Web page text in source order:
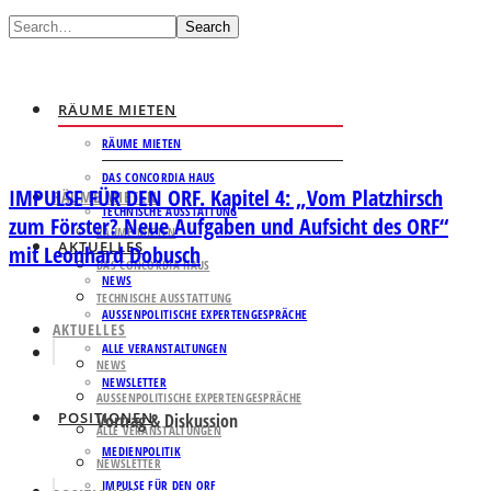
Search
RÄUME MIETEN
RÄUME MIETEN
DAS CONCORDIA HAUS
TECHNISCHE AUSSTATTUNG
AKTUELLES
NEWS
AUSSENPOLITISCHE EXPERTENGESPRÄCHE
ALLE VERANSTALTUNGEN
NEWSLETTER
POSITIONEN
MEDIENPOLITIK
IMPULSE FÜR DEN ORF
RÄUME MIETEN
RÄUME MIETEN
DAS CONCORDIA HAUS
TECHNISCHE AUSSTATTUNG
AKTUELLES
NEWS
AUSSENPOLITISCHE EXPERTENGESPRÄCHE
ALLE VERANSTALTUNGEN
NEWSLETTER
IMPULSE FÜR DEN ORF. Kapitel 4: „Vom Platzhirsch
zum Förster? Neue Aufgaben und Aufsicht des ORF“
mit Leonhard Dobusch
Vortrag & Diskussion